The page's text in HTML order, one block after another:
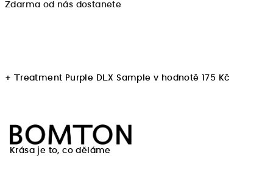
Zdarma od nás dostanete
+ Treatment Purple DLX Sample v hodnotě 175 Kč
Krása je to, co děláme